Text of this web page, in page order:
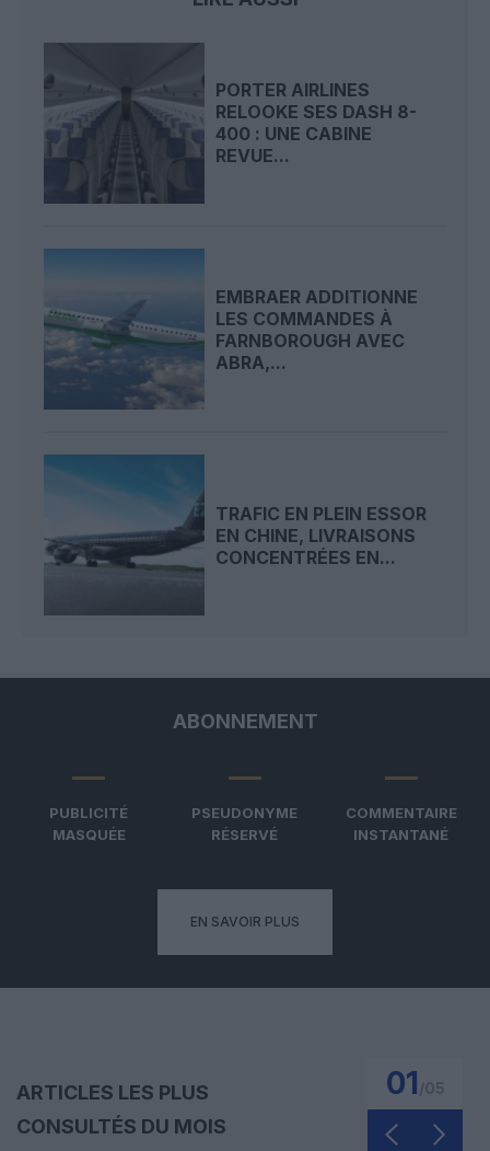
PORTER AIRLINES
RELOOKE SES DASH 8-
400 : UNE CABINE
REVUE...
EMBRAER ADDITIONNE
LES COMMANDES À
FARNBOROUGH AVEC
ABRA,...
TRAFIC EN PLEIN ESSOR
EN CHINE, LIVRAISONS
CONCENTRÉES EN...
ABONNEMENT
PUBLICITÉ
MASQUÉE
PSEUDONYME
RÉSERVÉ
COMMENTAIRE
INSTANTANÉ
EN SAVOIR PLUS
ARTICLES LES PLUS
CONSULTÉS DU MOIS
01